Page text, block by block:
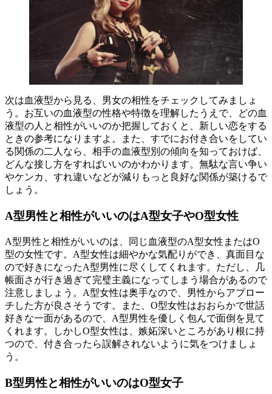
次は血液型から見る、男女の相性をチェックしてみましょ
う。お互いの血液型の性格や特徴を理解したうえで、どの血
液型の人と相性がいいのか把握しておくと、新しい恋をする
ときの参考になりますよ。また、すでにお付き合いをしてい
る関係の二人なら、相手の血液型別の傾向を知っておけば、
どんな接し方をすればいいのかわかります。無駄な言い争い
やケンカ、すれ違いなどが減りもっと良好な関係が築けるで
しょう。
A型男性と相性がいいのはA型女子やO型女性
A型男性と相性がいいのは、同じ血液型のA型女性またはO
型の女性です。A型女性は細やかな気配りができ、真面目な
ので好きになったA型男性に尽くしてくれます。ただし、几
帳面さが行き過ぎて完璧主義になってしまう場合があるので
注意しましょう。A型女性は奥手なので、男性からアプロー
チした方が良さそうです。また、O型女性はおおらかで世話
好きな一面があるので、A型男性を優しく包んで面倒を見て
くれます。しかしO型女性は、嫉妬深いところがあり根に持
つので、付き合ったら誤解されないように気をつけましょ
う。
B型男性と相性がいいのはO型女子